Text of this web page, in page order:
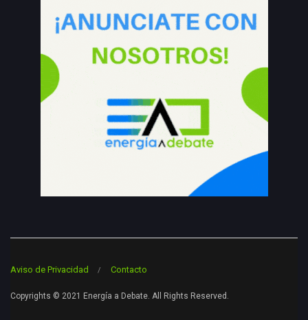
Aviso de Privacidad Contacto
Copyrights © 2021 Energía a Debate. All Rights Reserved.